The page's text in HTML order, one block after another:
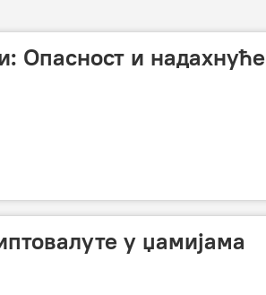
Опасност и надахнуће
у џамијама